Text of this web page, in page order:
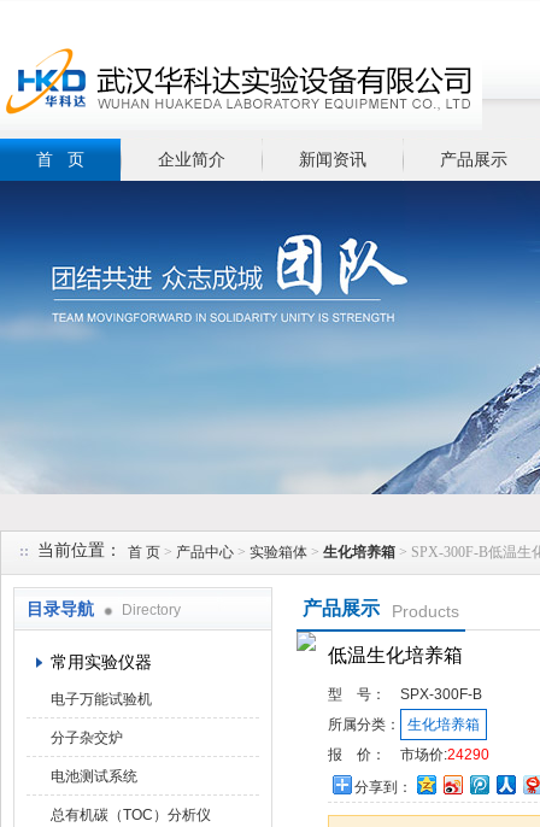
首 页 企业简介 新闻资讯 产品展示
当前位置： 首 页 > 产品中心 > 实验箱体 > 生化培养箱 > SPX-300F-B低温生
目录导航 Directory
常用实验仪器
电子万能试验机
分子杂交炉
电池测试系统
总有机碳（TOC）分析仪
产品展示 Products
低温生化培养箱
型 号：
SPX-300F-B
所属分类：
生化培养箱
报 价：
市场价:24290
分享到：